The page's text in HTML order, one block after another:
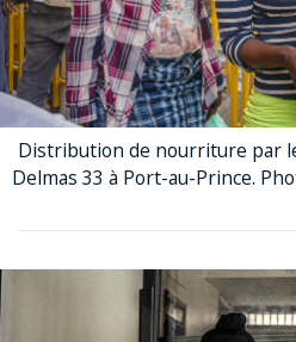
Distribution de nourriture par
Delmas 33 à Port-au-Prince.